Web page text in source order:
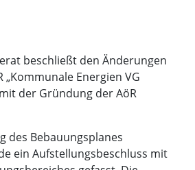
beschließt den Änderungen
„Kommunale Energien VG
der Gründung der AöR
des Bebauungsplanes
ein Aufstellungsbeschluss mit